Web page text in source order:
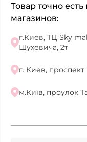
Товар точно
магазинов:
г.Киев, ТЦ Sky
Шухевича, 2т
г. Киев,
м.Київ, проулок